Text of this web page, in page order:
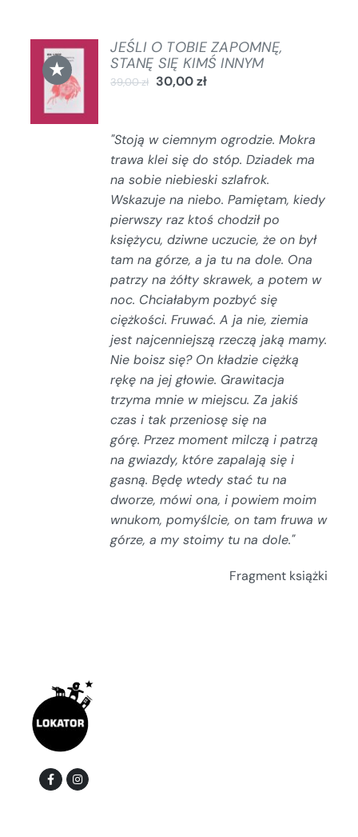
★
DODAJ
DO
KOSZYKA
/
SZCZEGÓŁY
JEŚLI O TOBIE ZAPOMNĘ,
STANĘ SIĘ KIMŚ INNYM
39,00zł 30,00zł
"Stoją w ciemnym ogrodzie. Mokra
trawa klei się do stóp. Dziadek ma
na sobie niebieski szlafrok.
Wskazuje na niebo.Pamiętam, kiedy
pierwszy raz ktoś chodził po
księżycu, dziwne uczucie, że on był
tam na górze, a ja tu na dole. Ona
patrzy na żółty skrawek, a potem w
noc. Chciałabym pozbyć się
ciężkości. Fruwać.A ja nie, ziemia
jest najcenniejszą rzeczą jaką mamy.
Nie boisz się? On kładzie ciężką
rękę na jej głowie. Grawitacja
trzyma mnie w miejscu. Za jakiś
czasi tak przeniosę się na
górę.Przez moment milczą i patrzą
na gwiazdy, które zapalają się i
gasną.Będę wtedy stać tu na
dworze, mówi ona, i powiem moim
wnukom, pomyślcie, on tam fruwa w
górze, a my stoimy tu na dole."
Fragment książki